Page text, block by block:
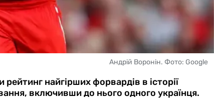
Андрій Воронін. Фото: Google
найгірших форвардів в історії
включивши до нього одного українця.